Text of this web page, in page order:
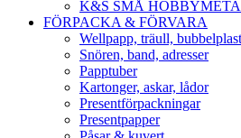
K&S SMÅ
FÖRPACKA & FÖRVARA
Wellpapp, träull, bubbelplast
Snören, band, adresser
Papptuber
Kartonger, askar, lådor
Presentförpackningar
Presentpapper